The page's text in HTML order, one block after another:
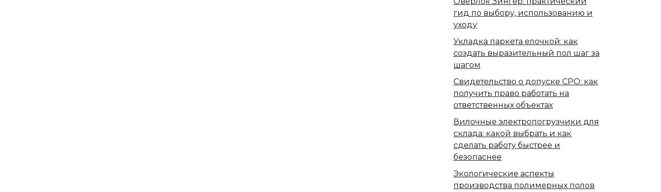
гид по выбору, использованию и
уходу
Укладка паркета елочкой: как
создать выразительный пол шаг за
шагом
Свидетельство о допуске СРО: как
получить право работать на
ответственных объектах
Вилочные электропогрузчики для
склада: какой выбрать и как
сделать работу быстрее и
безопаснее
Экологические аспекты
производства полимерных полов